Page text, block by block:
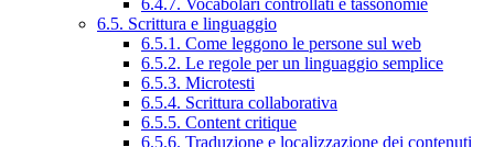
6.5. Scrittura e linguaggio
6.5.1. Come leggono le persone sul web
6.5.2. Le regole per un linguaggio semplice
6.5.3. Microtesti
6.5.4. Scrittura collaborativa
6.5.5. Content critique
6.5.6. Traduzione e localizzazione dei contenuti